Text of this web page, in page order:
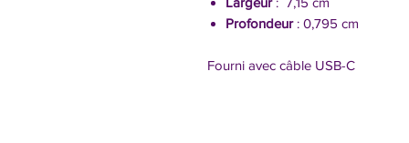
Profondeur: 0,795 cm
Fourni avec câble USB-C